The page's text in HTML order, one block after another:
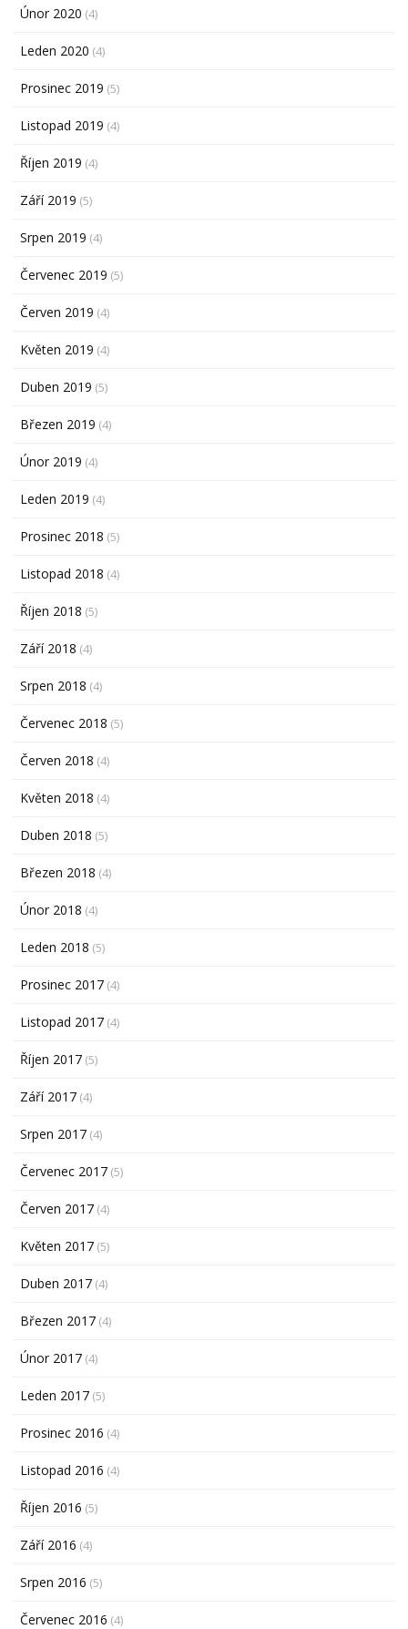
Únor 2020 (4)
Leden 2020 (4)
Prosinec 2019 (5)
Listopad 2019 (4)
Říjen 2019 (4)
Září 2019 (5)
Srpen 2019 (4)
Červenec 2019 (5)
Červen 2019 (4)
Květen 2019 (4)
Duben 2019 (5)
Březen 2019 (4)
Únor 2019 (4)
Leden 2019 (4)
Prosinec 2018 (5)
Listopad 2018 (4)
Říjen 2018 (5)
Září 2018 (4)
Srpen 2018 (4)
Červenec 2018 (5)
Červen 2018 (4)
Květen 2018 (4)
Duben 2018 (5)
Březen 2018 (4)
Únor 2018 (4)
Leden 2018 (5)
Prosinec 2017 (4)
Listopad 2017 (4)
Říjen 2017 (5)
Září 2017 (4)
Srpen 2017 (4)
Červenec 2017 (5)
Červen 2017 (4)
Květen 2017 (5)
Duben 2017 (4)
Březen 2017 (4)
Únor 2017 (4)
Leden 2017 (5)
Prosinec 2016 (4)
Listopad 2016 (4)
Říjen 2016 (5)
Září 2016 (4)
Srpen 2016 (5)
Červenec 2016 (4)